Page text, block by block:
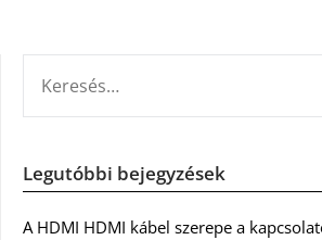
Legutóbbi bejegyzések
A HDMI HDMI kábel szerepe a